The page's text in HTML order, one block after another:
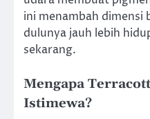
ini menambah dimensi
dulunya jauh lebih
sekarang.
Mengapa
Istimewa?